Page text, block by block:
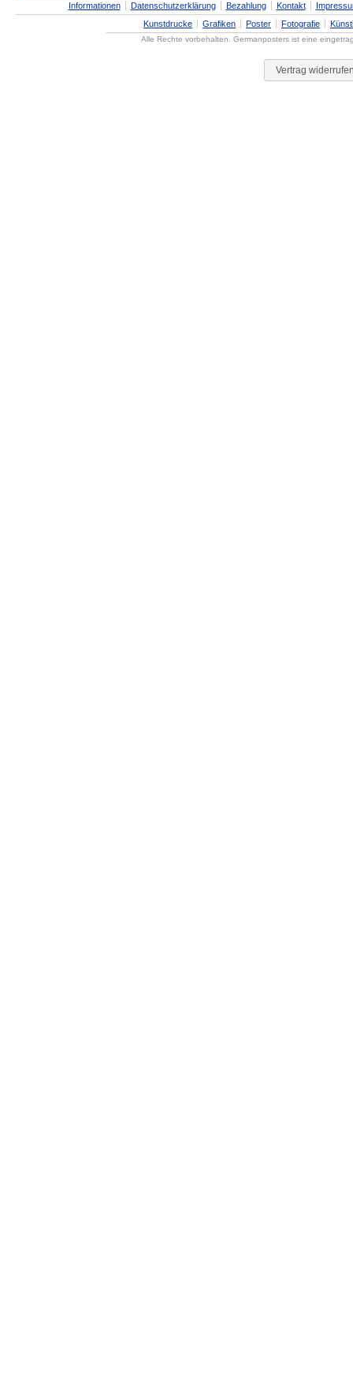
Informationen Datenschutzerklärung Bezahlung Kontakt
Kunstdrucke
Grafiken Poster Fotografie
Alle Rechte vorbehalten. Germanposters ist eine
Vertrag